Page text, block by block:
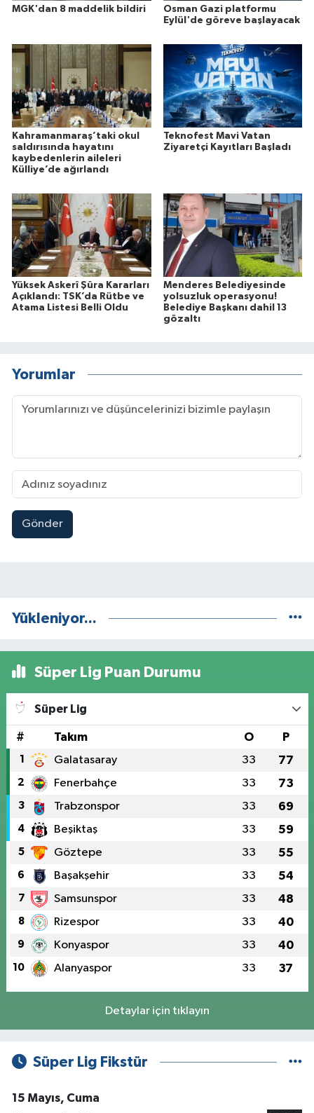
MGK'dan 8 maddelik bildiri
Osman Gazi platformu
Eylül'de göreve başlayacak
Kahramanmaraş’taki okul
saldırısında hayatını
kaybedenlerin aileleri
Külliye’de ağırlandı
Teknofest Mavi Vatan
Ziyaretçi Kayıtları Başladı
Yüksek Askerî Şûra Kararları
Açıklandı: TSK’da Rütbe ve
Atama Listesi Belli Oldu
Menderes Belediyesinde
yolsuzluk operasyonu!
Belediye Başkanı dahil 13
gözaltı
Yorumlar
Gönder
Yükleniyor...
Süper Lig Puan Durumu
Süper Lig
# Takım O P
1 Galatasaray 33 77
2 Fenerbahçe 33 73
3 Trabzonspor 33 69
4 Beşiktaş 33 59
5 Göztepe 33 55
6 Başakşehir 33 54
7 Samsunspor 33 48
8 Rizespor 33 40
9 Konyaspor 33 40
10 Alanyaspor 33 37
Detaylar için tıklayın
Süper Lig Fikstür
15 Mayıs, Cuma